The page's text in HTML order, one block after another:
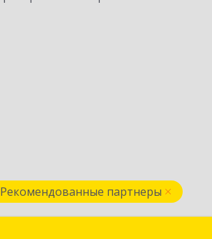
Рекомендованные партнеры